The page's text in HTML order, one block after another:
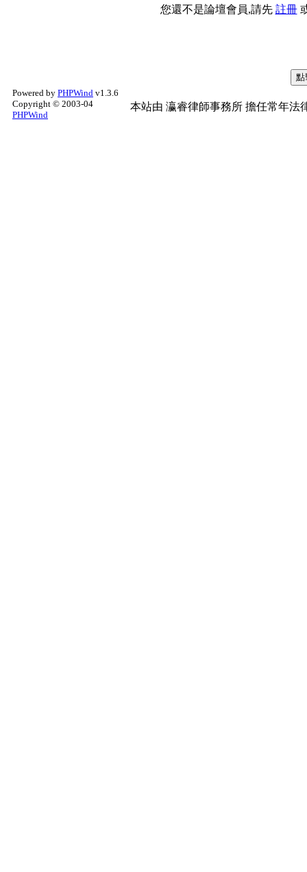
您還不是論壇會員,請先 註冊
Powered by PHPWind v1.3.6
Copyright © 2003-04
PHPWind
本站由 瀛睿律師事務所 擔任常年法